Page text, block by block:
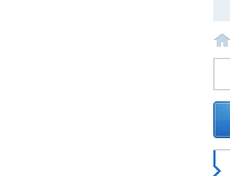
Na